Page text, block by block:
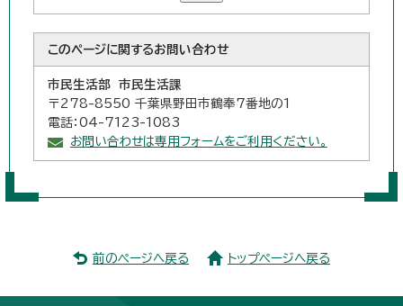
このページに関するお問い合わせ
市民生活部 市民生活課
〒278-8550 千葉県野田市鶴奉7番地の1
電話：04-7123-1083
お問い合わせは専用フォームをご利用ください。
前のページへ戻る トップページへ戻る